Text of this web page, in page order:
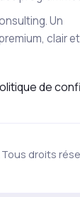
Un
clair
de
droits